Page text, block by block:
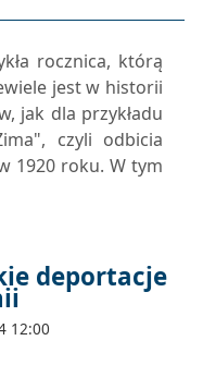
rocznica, którą
jest w historii
jak dla przykładu
czyli odbicia
1920 roku. W tym
deportacje
12:00